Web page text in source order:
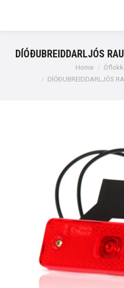
DÍÓÐUBREIDDARLJÓS
Home
DÍÓÐUBREIDDARLJÓS